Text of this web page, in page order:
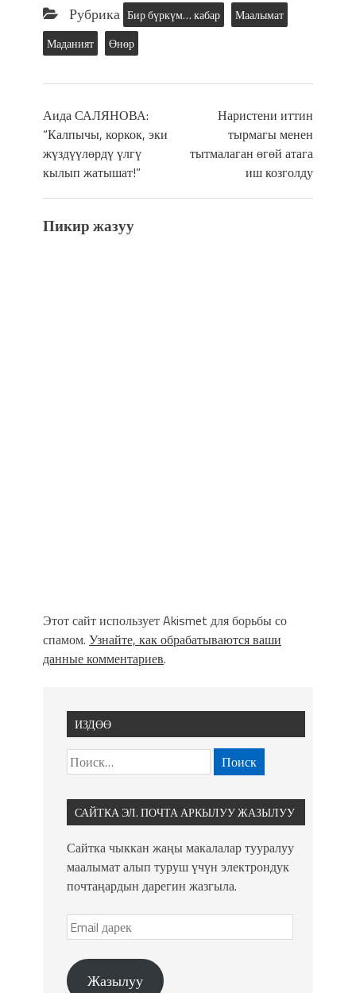
Рубрика Бир бүркүм… кабар
Маалымат
Маданият
Өнөр
Аида САЛЯНОВА:
“Калпычы, коркок, эки
жүздүүлөрдү үлгү
кылып жатышат!”
Наристени иттин
тырмагы менен
тытмалаган өгөй атага
иш козголду
Пикир жазуу
Этот сайт использует Akismet для борьбы со
спамом. Узнайте, как обрабатываются ваши
данные комментариев.
ИЗДӨӨ
САЙТКА ЭЛ. ПОЧТА АРКЫЛУУ ЖАЗЫЛУУ
Сайтка чыккан жаңы макалалар тууралуу
маалымат алып туруш үчүн электрондук
почтаңардын дарегин жазгыла.
Жазылуу